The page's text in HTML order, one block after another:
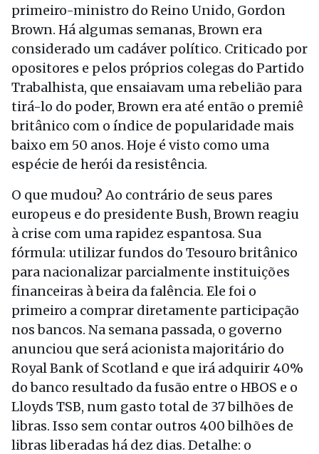
primeiro-ministro do Reino Unido, Gordon
Brown. Há algumas semanas, Brown era
considerado um cadáver político. Criticado por
opositores e pelos próprios colegas do Partido
Trabalhista, que ensaiavam uma rebelião para
tirá-lo do poder, Brown era até então o premiê
britânico com o índice de popularidade mais
baixo em 50 anos. Hoje é visto como uma
espécie de herói da resistência.
O que mudou? Ao contrário de seus pares
europeus e do presidente Bush, Brown reagiu
à crise com uma rapidez espantosa. Sua
fórmula: utilizar fundos do Tesouro britânico
para nacionalizar parcialmente instituições
financeiras à beira da falência. Ele foi o
primeiro a comprar diretamente participação
nos bancos. Na semana passada, o governo
anunciou que será acionista majoritário do
Royal Bank of Scotland e que irá adquirir 40%
do banco resultado da fusão entre o HBOS e o
Lloyds TSB, num gasto total de 37 bilhões de
libras. Isso sem contar outros 400 bilhões de
libras liberadas há dez dias. Detalhe: o